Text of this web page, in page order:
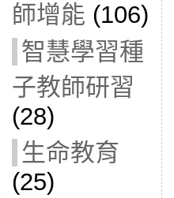
師增能 (106)
智慧學習種
子教師研習
(28)
生命教育
(25)